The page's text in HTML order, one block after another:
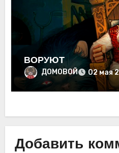
ВОРУЮТ
ДОМОВОЙ 02 мая
Добавить